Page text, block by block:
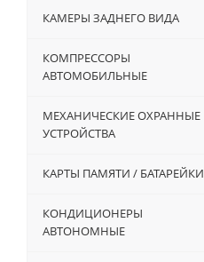
КАМЕРЫ ЗАДНЕГО ВИДА
КОМПРЕССОРЫ
АВТОМОБИЛЬНЫЕ
МЕХАНИЧЕСКИЕ ОХРАННЫЕ
УСТРОЙСТВА
КАРТЫ ПАМЯТИ / БАТАРЕЙКИ
КОНДИЦИОНЕРЫ
АВТОНОМНЫЕ